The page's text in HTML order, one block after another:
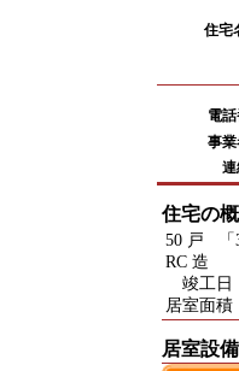
住宅
電話
事業
連
住宅の
50 戸 「
RC 造
竣工日
居室面積
居室設備